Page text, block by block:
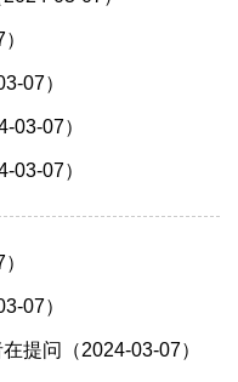
07）
03-07）
03-07）
07）
提问（2024-03-07）